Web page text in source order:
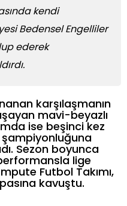
kendi
Bedensel Engelliler
ederek
karşılaşmanın
mavi-beyazlı
ise beşinci kez
Sezon boyunca
lige
Futbol Takımı,
kavuştu.